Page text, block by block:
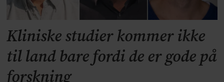
Kliniske studier kommer ikke
til land bare fordi de er gode på
forskning